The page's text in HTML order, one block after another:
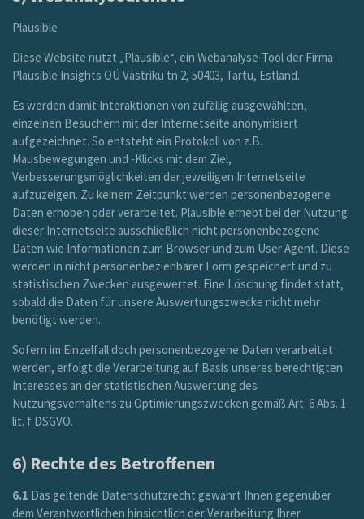
Plausible
Diese Website nutzt „Plausible“, ein Webanalyse-Tool der Firma
Plausible Insights OÜ Västriku tn 2, 50403, Tartu, Estland.
Es werden damit Interaktionen von zufällig ausgewählten,
einzelnen Besuchern mit der Internetseite anonymisiert
aufgezeichnet. So entsteht ein Protokoll von z.B.
Mausbewegungen und -Klicks mit dem Ziel,
Verbesserungsmöglichkeiten der jeweiligen Internetseite
aufzuzeigen. Zu keinem Zeitpunkt werden personenbezogene
Daten erhoben oder verarbeitet. Plausible erhebt bei der Nutzung
dieser Internetseite ausschließlich nicht personenbezogene
Daten wie Informationen zum Browser und zum User Agent. Diese
werden in nicht personenbeziehbarer Form gespeichert und zu
statistischen Zwecken ausgewertet. Eine Löschung findet statt,
sobald die Daten für unsere Auswertungszwecke nicht mehr
benötigt werden.
Sofern im Einzelfall doch personenbezogene Daten verarbeitet
werden, erfolgt die Verarbeitung auf Basis unseres berechtigten
Interesses an der statistischen Auswertung des
Nutzungsverhaltens zu Optimierungszwecken gemäß Art. 6 Abs. 1
lit. f DSGVO.
6) Rechte des Betroffenen
6.1 Das geltende Datenschutzrecht gewährt Ihnen gegenüber
dem Verantwortlichen hinsichtlich der Verarbeitung Ihrer